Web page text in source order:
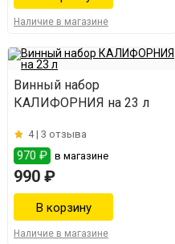
Наличие в магазине
Винный набор
КАЛИФОРНИЯ на 23 л
4 | 3 отзыва
970 ₽ в магазине
990 ₽
Наличие в магазине